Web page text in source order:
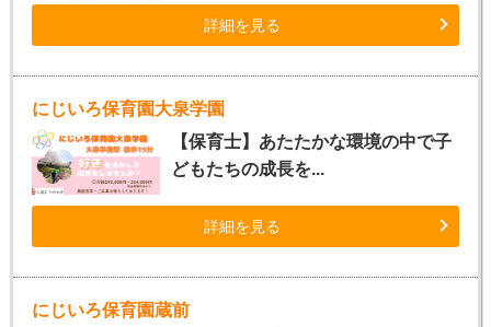
詳細を見る
にじいろ保育園大泉学園
【保育士】あたたかな環境の中で子
どもたちの成長を...
詳細を見る
にじいろ保育園蔵前